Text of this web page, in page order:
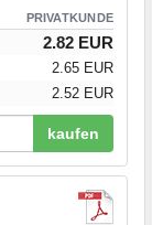
PRIVATKUNDE
2.82 EUR
2.65 EUR
2.52 EUR
kaufen